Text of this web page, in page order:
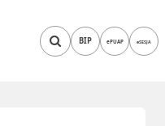
BIP ePUAP eSESJA